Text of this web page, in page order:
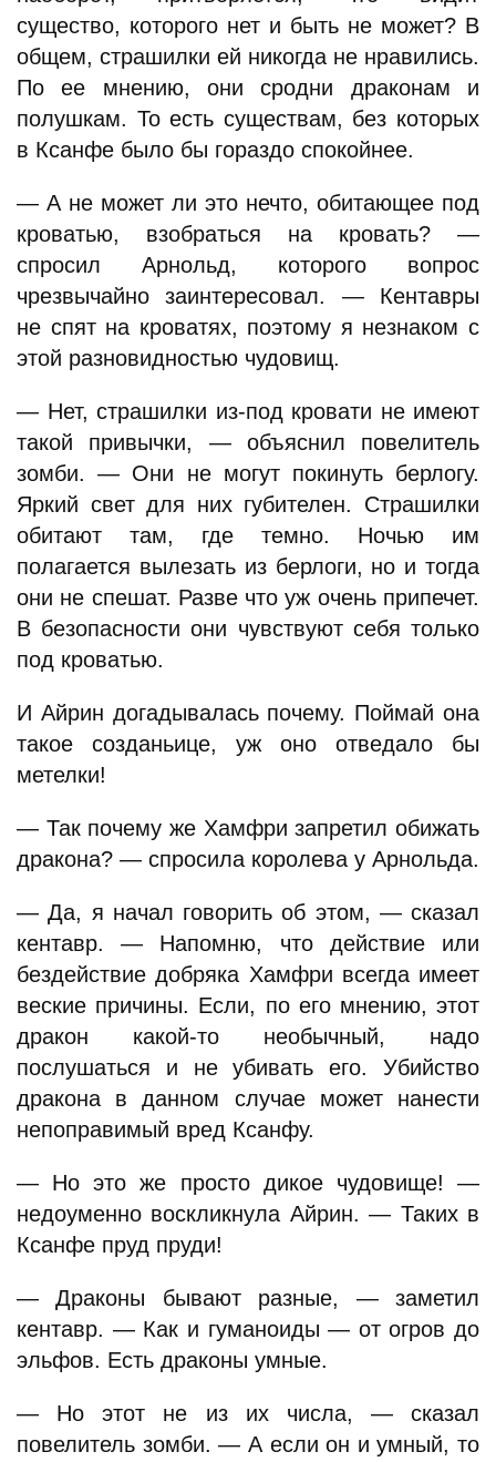
существо, которого нет и быть не может? В
общем, страшилки ей никогда не нравились.
По ее мнению, они сродни драконам и
полушкам. То есть существам, без которых
в Ксанфе было бы гораздо спокойнее.
— А не может ли это нечто, обитающее под
кроватью, взобраться на кровать? —
спросил Арнольд, которого вопрос
чрезвычайно заинтересовал. — Кентавры
не спят на кроватях, поэтому я незнаком с
этой разновидностью чудовищ.
— Нет, страшилки из-под кровати не имеют
такой привычки, — объяснил повелитель
зомби. — Они не могут покинуть берлогу.
Яркий свет для них губителен. Страшилки
обитают там, где темно. Ночью им
полагается вылезать из берлоги, но и тогда
они не спешат. Разве что уж очень припечет.
В безопасности они чувствуют себя только
под кроватью.
И Айрин догадывалась почему. Поймай она
такое созданьице, уж оно отведало бы
метелки!
— Так почему же Хамфри запретил обижать
дракона? — спросила королева у Арнольда.
— Да, я начал говорить об этом, — сказал
кентавр. — Напомню, что действие или
бездействие добряка Хамфри всегда имеет
веские причины. Если, по его мнению, этот
дракон какой-то необычный, надо
послушаться и не убивать его. Убийство
дракона в данном случае может нанести
непоправимый вред Ксанфу.
— Но это же просто дикое чудовище! —
недоуменно воскликнула Айрин. — Таких в
Ксанфе пруд пруди!
— Драконы бывают разные, — заметил
кентавр. — Как и гуманоиды — от огров до
эльфов. Есть драконы умные.
— Но этот не из их числа, — сказал
повелитель зомби. — А если он и умный, то